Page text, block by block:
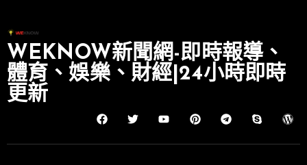
WEKNOW新聞網-即時報導、
體育、娛樂、財經|24小時即時
更新